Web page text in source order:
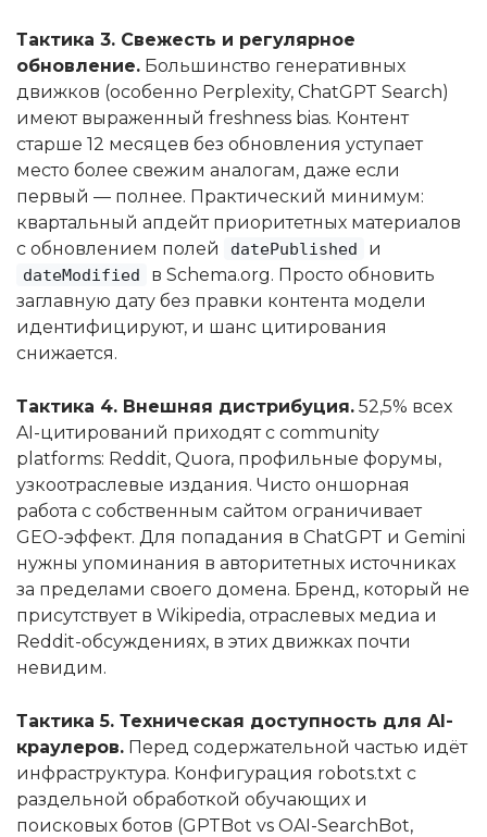
Тактика 3. Свежесть и регулярное
обновление. Большинство генеративных
движков (особенно Perplexity, ChatGPT Search)
имеют выраженный freshness bias. Контент
старше 12 месяцев без обновления уступает
место более свежим аналогам, даже если
первый — полнее. Практический минимум:
квартальный апдейт приоритетных материалов
с обновлением полей
datePublished и
dateModified
в Schema.org. Просто обновить
заглавную дату без правки контента модели
идентифицируют, и шанс цитирования
снижается.
Тактика 4. Внешняя дистрибуция. 52,5% всех
AI-цитирований приходят с community
platforms: Reddit, Quora, профильные форумы,
узкоотраслевые издания. Чисто оншорная
работа с собственным сайтом ограничивает
GEO-эффект. Для попадания в ChatGPT и Gemini
нужны упоминания в авторитетных источниках
за пределами своего домена. Бренд, который не
присутствует в Wikipedia, отраслевых медиа и
Reddit-обсуждениях, в этих движках почти
невидим.
Тактика 5. Техническая доступность для AI-
краулеров. Перед содержательной частью идёт
инфраструктура. Конфигурация robots.txt с
раздельной обработкой обучающих и
поисковых ботов (GPTBot vs OAI-SearchBot,